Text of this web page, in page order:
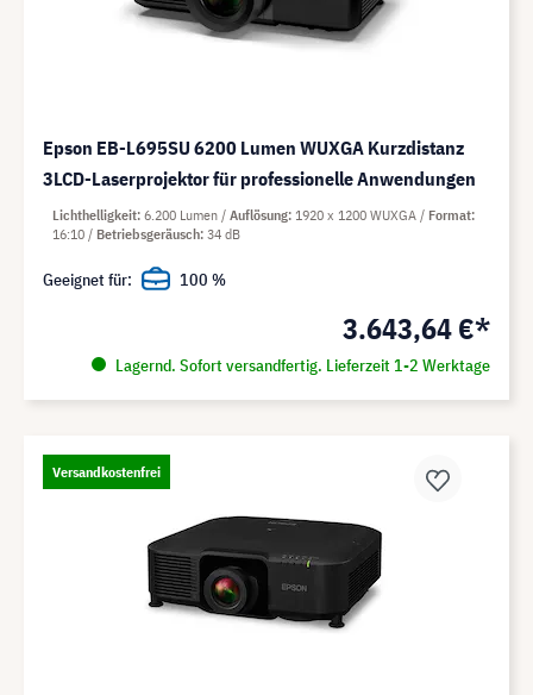
Epson EB-L695SU 6200 Lumen WUXGA Kurzdistanz
3LCD-Laserprojektor für professionelle Anwendungen
3.643,64 €*
Lagernd. Sofort versandfertig. Lieferzeit 1-2 Werktage
Lichthelligkeit 6.200 Lumen Auflösung 1920 x 1200 WUXGA
Format
16:10
Betriebsgeräusch 34 dB
Geeignet für: 100 %
Versandkostenfrei